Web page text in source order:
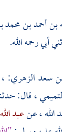
بن أحمد بن
أبي رحمه الله.
سعد الزهري:
، قال:
، عنعبد